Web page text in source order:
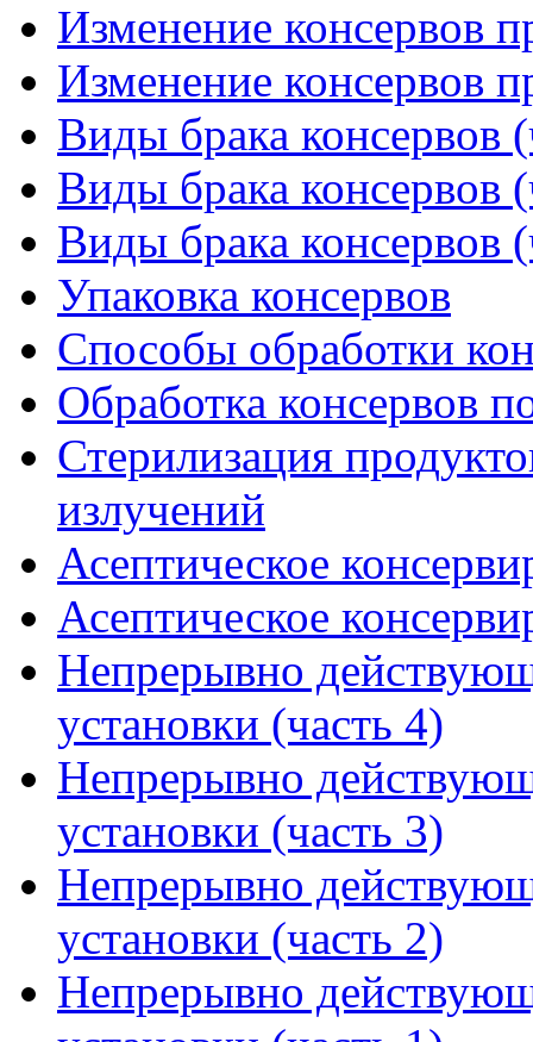
Изменение консервов
Изменение консервов
Виды брака консервов
Виды брака консервов
Виды брака консервов
Упаковка консервов
Способы обработки
Обработка консервов
Стерилизация
излучений
Асептическое
Асептическое
Непрерывно
установки (часть 4)
Непрерывно
установки (часть 3)
Непрерывно
установки (часть 2)
Непрерывно